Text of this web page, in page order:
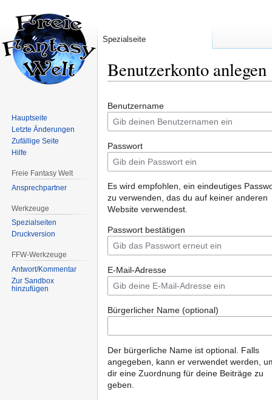
Benutzerkonto anlegen
Navigation
springen
Suche
springen
Benutzername
Passwort
Es wird empfohlen, ein eindeutiges
zu verwenden, das du auf keiner anderen
Website verwendest.
Passwort bestätigen
E-Mail-Adresse
Bürgerlicher Name (optional)
Der bürgerliche Name ist optional. Falls
angegeben, kann er verwendet werden,
dir eine Zuordnung für deine Beiträge zu
geben.
Spezialseite
Hauptseite
Letzte Änderungen
Zufällige Seite
Hilfe
Freie Fantasy Welt
Ansprechpartner
Werkzeuge
Spezialseiten
Druckversion
FFW-Werkzeuge
Antwort/Kommentar
Zur Sandbox
hinzufügen